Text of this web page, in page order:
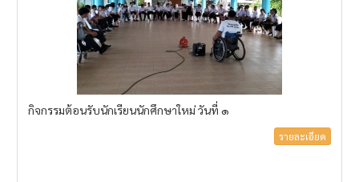
กิจกรรมต้อนรับนักเรียนนักศึกษาใหม่ วันที่ ๑
รายละเอียด